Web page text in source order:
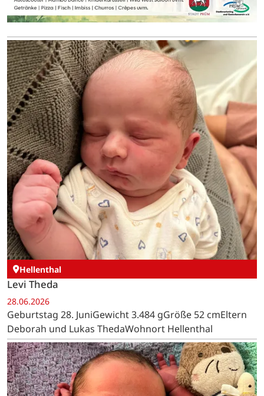
Hellenthal
Levi Theda
28.06.2026
Geburtstag 28. JuniGewicht 3.484 gGröße 52 cmEltern
Deborah und Lukas ThedaWohnort Hellenthal